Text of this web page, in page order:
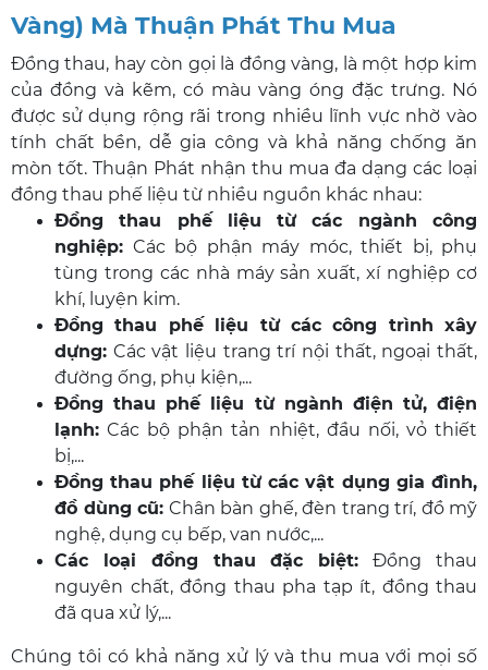
Vàng) Mà Thuận Phát Thu Mua
Đồng thau, hay còn gọi là đồng vàng, là một hợp kim
của đồng và kẽm, có màu vàng óng đặc trưng. Nó
được sử dụng rộng rãi trong nhiều lĩnh vực nhờ vào
tính chất bền, dễ gia công và khả năng chống ăn
mòn tốt. Thuận Phát nhận thu mua đa dạng các loại
đồng thau phế liệu từ nhiều nguồn khác nhau:
Đồng thau phế liệu từ các ngành công
nghiệp: Các bộ phận máy móc, thiết bị, phụ
tùng trong các nhà máy sản xuất, xí nghiệp cơ
khí, luyện kim.
Đồng thau phế liệu từ các công trình xây
dựng: Các vật liệu trang trí nội thất, ngoại thất,
đường ống, phụ kiện,...
Đồng thau phế liệu từ ngành điện tử, điện
lạnh: Các bộ phận tản nhiệt, đầu nối, vỏ thiết
bị,...
Đồng thau phế liệu từ các vật dụng gia đình,
đồ dùng cũ: Chân bàn ghế, đèn trang trí, đồ mỹ
nghệ, dụng cụ bếp, van nước,...
Các loại đồng thau đặc biệt: Đồng thau
nguyên chất, đồng thau pha tạp ít, đồng thau
đã qua xử lý,...
Chúng tôi có khả năng xử lý và thu mua với mọi số